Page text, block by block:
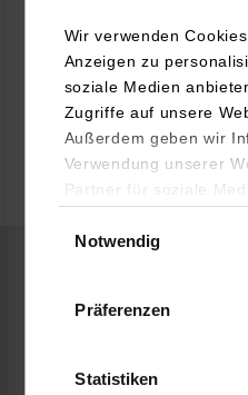
Wir verwenden
Anzeigen zu
soziale Medien
Zugriffe auf unsere
Außerdem geben wir
Verwendung unserer
Partner für soziale
YouTube, Google
Daten zusammen, die
haben oder die sie im
Notwendig
Präferenzen
Statistiken
Wertstrasse 8